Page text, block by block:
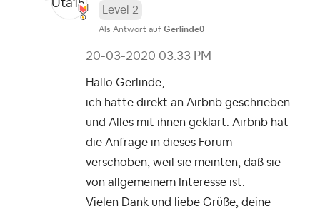
Level 2
Als Antwort auf Gerlinde0
‎20-03-2020 03:33 PM
Hallo Gerlinde,
ich hatte direkt an Airbnb geschrieben
und Alles mit ihnen geklärt. Airbnb hat
die Anfrage in dieses Forum
verschoben, weil sie meinten, daß sie
von allgemeinem Interesse ist.
Vielen Dank und liebe Grüße, deine